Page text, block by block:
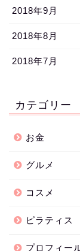
2018年9月
2018年8月
2018年7月
カテゴリー
お金
グルメ
コスメ
ピラティス
プロフィー